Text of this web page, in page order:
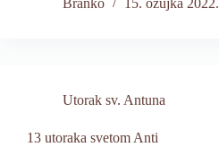
Branko 15. ožujka 2022.
Utorak sv. Antuna
13 utoraka svetom Anti